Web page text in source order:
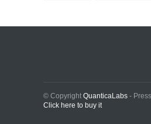
© Copyright QuanticaLabs -
Click here to buy it